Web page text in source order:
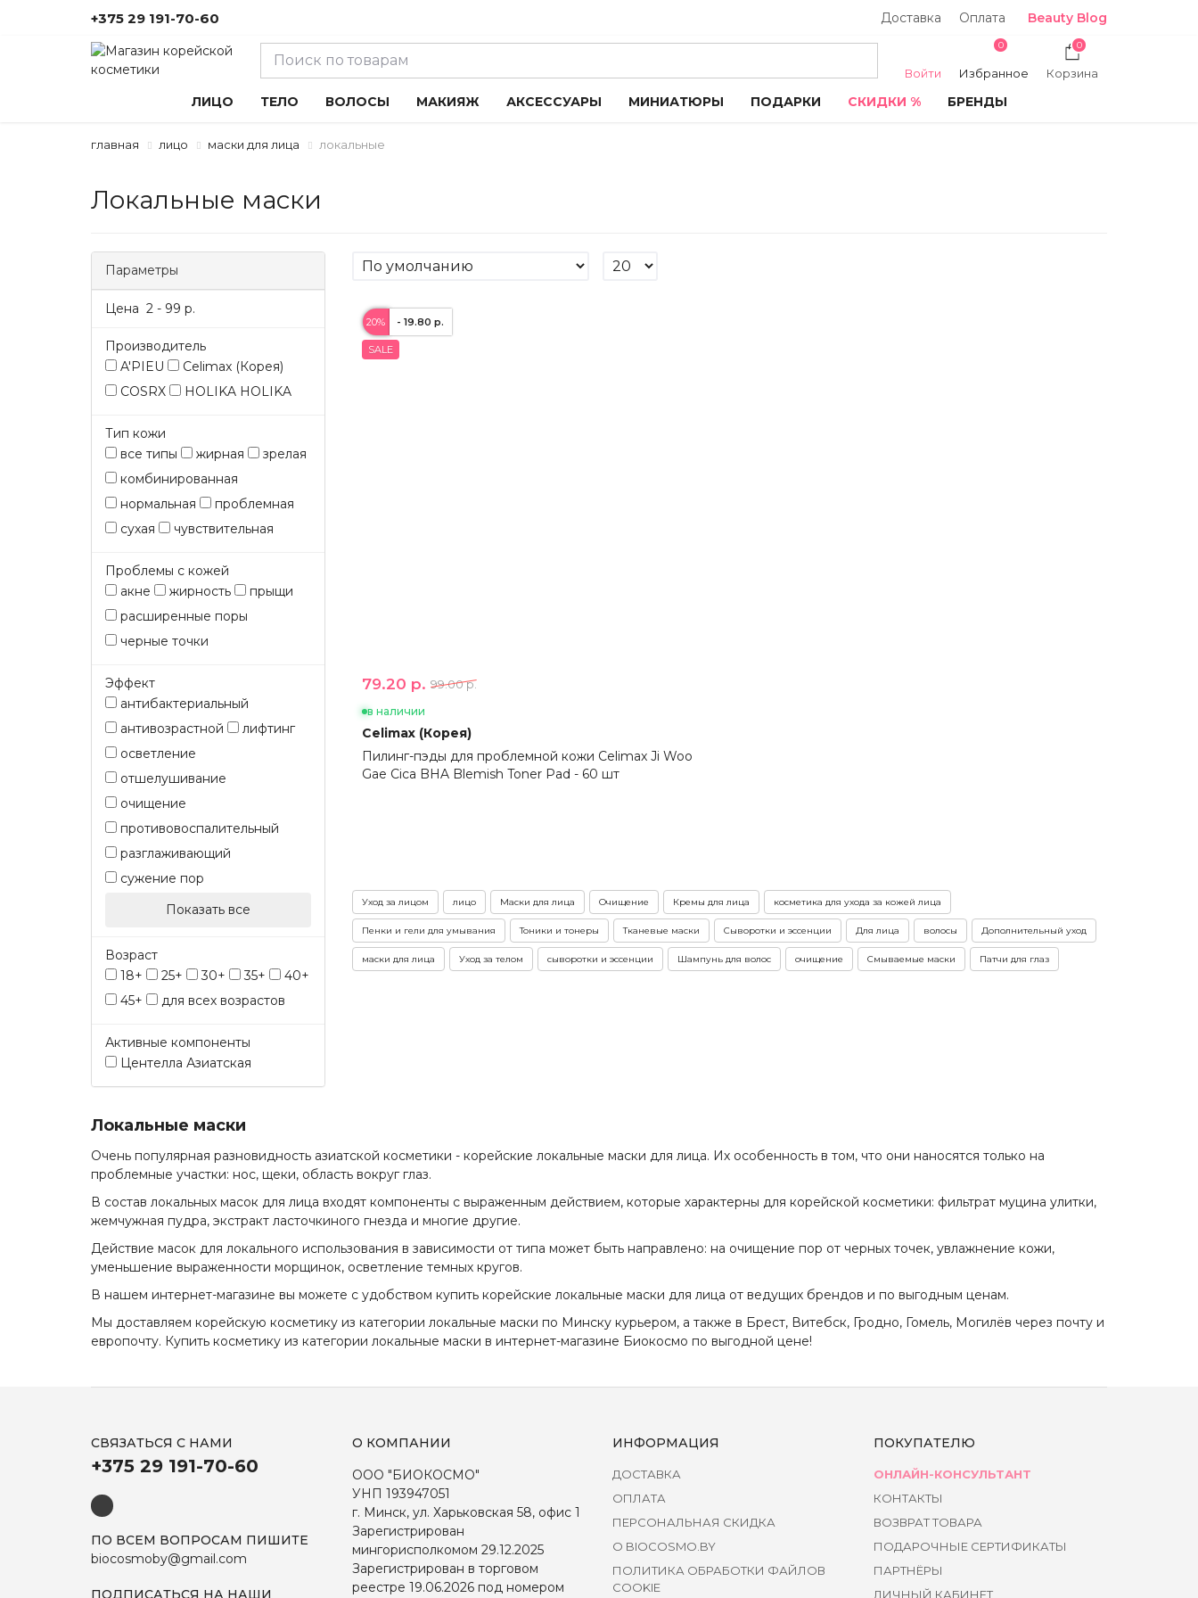
+375 29 191-70-60 Доставка Оплата Beauty Blog
Войти
0
Избранное
0
Корзина
ЛИЦО ТЕЛО ВОЛОСЫ МАКИЯЖ АКСЕССУАРЫ МИНИАТЮРЫ ПОДАРКИ СКИДКИ % БРЕНДЫ
главная лицо маски для лица локальные
Локальные маски
Параметры
Цена 2 - 99 р.
Производитель
A'PIEU
Celimax (Корея)
COSRX
HOLIKA HOLIKA
Тип кожи
все типы
жирная
зрелая
комбинированная
нормальная
проблемная
сухая
чувствительная
Проблемы с кожей
акне
жирность
прыщи
расширенные поры
черные точки
Эффект
антибактериальный
антивозрастной
лифтинг
осветление
отшелушивание
очищение
противовоспалительный
разглаживающий
сужение пор
Показать все
Возраст
18+
25+ 30+ 35+
40+
45+
для всех возрастов
Активные компоненты
Центелла Азиатская
SALE
20% - 19.80 р.
79.20 р. 99.00 р.
в наличии
Celimax (Корея)
Пилинг-пэды для проблемной кожи Celimax Ji Woo
Gae Cica BHA Blemish Toner Pad - 60 шт
Уход за лицом лицо Маски для лица Очищение Кремы для лица косметика для ухода за кожей лица
Пенки и гели для умывания Тоники и тонеры Тканевые маски Сыворотки и эссенции Для лица волосы Дополнительный уход
маски для лица Уход за телом сыворотки и эссенции Шампунь для волос очищение Смываемые маски Патчи для глаз
Локальные маски
Очень популярная разновидность азиатской косметики - корейские локальные маски для лица. Их особенность в том, что они наносятся только на
проблемные участки: нос, щеки, область вокруг глаз.
В состав локальных масок для лица входят компоненты с выраженным действием, которые характерны для корейской косметики: фильтрат муцина улитки,
жемчужная пудра, экстракт ласточкиного гнезда и многие другие.
Действие масок для локального использования в зависимости от типа может быть направлено: на очищение пор от черных точек, увлажнение кожи,
уменьшение выраженности морщинок, осветление темных кругов.
В нашем интернет-магазине вы можете с удобством купить корейские локальные маски для лица от ведущих брендов и по выгодным ценам.
Мы доставляем корейскую косметику из категории локальные маски по Минску курьером, а также в Брест, Витебск, Гродно, Гомель, Могилёв через почту и
европочту. Купить косметику из категории локальные маски в интернет-магазине Биокосмо по выгодной цене!
СВЯЗАТЬСЯ С НАМИ
+375 29 191-70-60
ПО ВСЕМ ВОПРОСАМ ПИШИТЕ
biocosmoby@gmail.com
ПОДПИСАТЬСЯ НА НАШИ
О КОМПАНИИ
ООО "БИОКОСМО"
УНП 193947051
г. Минск, ул. Харьковская 58, офис 1
Зарегистрирован
мингорисполкомом 29.12.2025
Зарегистрирован в торговом
реестре 19.06.2026 под номером
ИНФОРМАЦИЯ
ДОСТАВКА
ОПЛАТА
ПЕРСОНАЛЬНАЯ СКИДКА
О BIOCOSMO.BY
ПОЛИТИКА ОБРАБОТКИ ФАЙЛОВ
COOKIE
ПОКУПАТЕЛЮ
ОНЛАЙН-КОНСУЛЬТАНТ
КОНТАКТЫ
ВОЗВРАТ ТОВАРА
ПОДАРОЧНЫЕ СЕРТИФИКАТЫ
ПАРТНЁРЫ
ЛИЧНЫЙ КАБИНЕТ